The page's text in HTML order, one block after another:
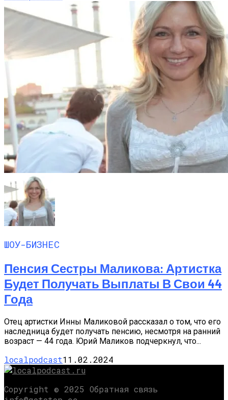
ШОУ-БИЗНЕС
Пенсия Сестры Маликова: Артистка
Будет Получать Выплаты В Свои 44
Года
Отец артистки Инны Маликовой рассказал о том, что его
наследница будет получать пенсию, несмотря на ранний
возраст — 44 года. Юрий Маликов подчеркнул, что...
localpodcast11.02.2024
Copyright © 2025 Обратная связь